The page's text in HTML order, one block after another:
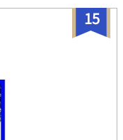
ーリー50%くらいで
。 励みになるので気に
投票お願いします ↜(
15